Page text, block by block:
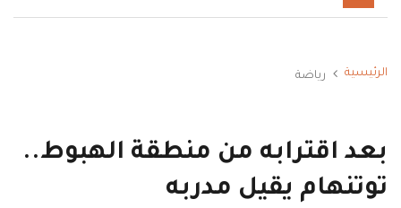
الرئيسية رياضة
بعد اقترابه من منطقة الهبوط..
توتنهام يقيل مدربه